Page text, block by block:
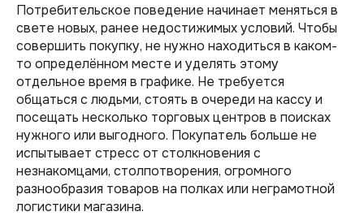
Потребительское поведение начинает меняться в
свете новых, ранее недостижимых условий. Чтобы
совершить покупку, не нужно находиться в каком-
то определённом месте и уделять этому
отдельное время в графике. Не требуется
общаться с людьми, стоять в очереди на кассу и
посещать несколько торговых центров в поисках
нужного или выгодного. Покупатель больше не
испытывает стресс от столкновения с
незнакомцами, столпотворения, огромного
разнообразия товаров на полках или неграмотной
логистики магазина.